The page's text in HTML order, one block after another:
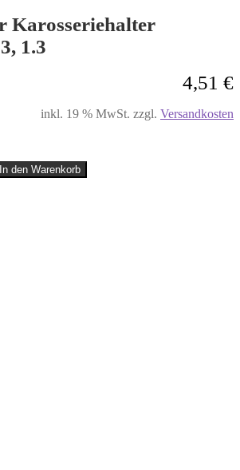
Karosseriehalter
1.3
4,51 €
inkl. 19 % MwSt. zzgl. Versandkosten
In den Warenkorb